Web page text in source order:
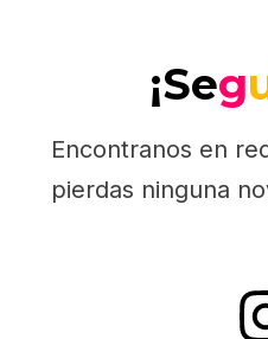
¡Seg
Encontranos en
pierdas ninguna